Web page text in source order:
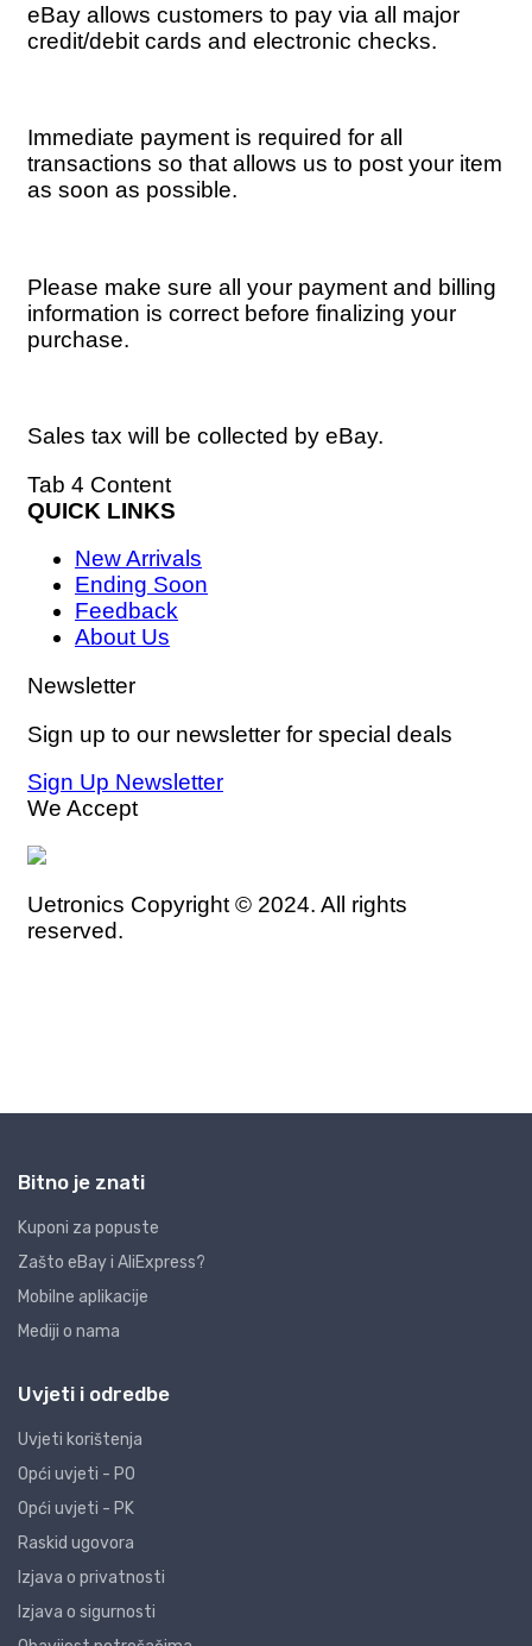
Bitno je znati
Kuponi za popuste
Zašto eBay i AliExpress?
Mobilne aplikacije
Mediji o nama
Uvjeti i odredbe
Uvjeti korištenja
Opći uvjeti - PO
Opći uvjeti - PK
Raskid ugovora
Izjava o privatnosti
Izjava o sigurnosti